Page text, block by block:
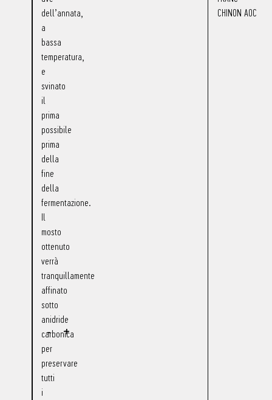
dell’annata,
a
bassa
temperatura,
e
svinato
il
prima
possibile
prima
della
fine
della
fermentazione.
Il
mosto
ottenuto
verrà
tranquillamente
affinato
sotto
anidride
carbonica
per
preservare
tutti
i
- +
CHINON AOC